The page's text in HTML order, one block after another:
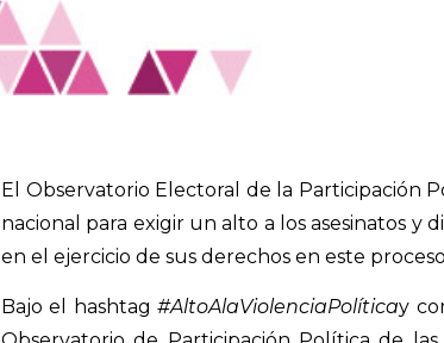
El Observatorio Electoral de la Participación
nacional para exigir un alto a los asesinatos y
en el ejercicio de sus derechos en este
Bajo el hashtag#AltoAlaViolenciaPolíticay